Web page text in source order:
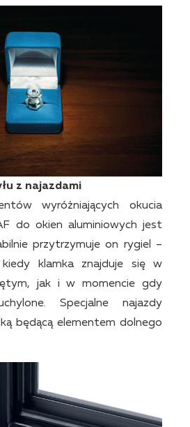
z najazdami
wyróżniających okucia
do okien aluminiowych jest
przytrzymuje on rygiel –
klamka znajduje się w
jak i w momencie gdy
Specjalne najazdy
będącą elementem dolnego